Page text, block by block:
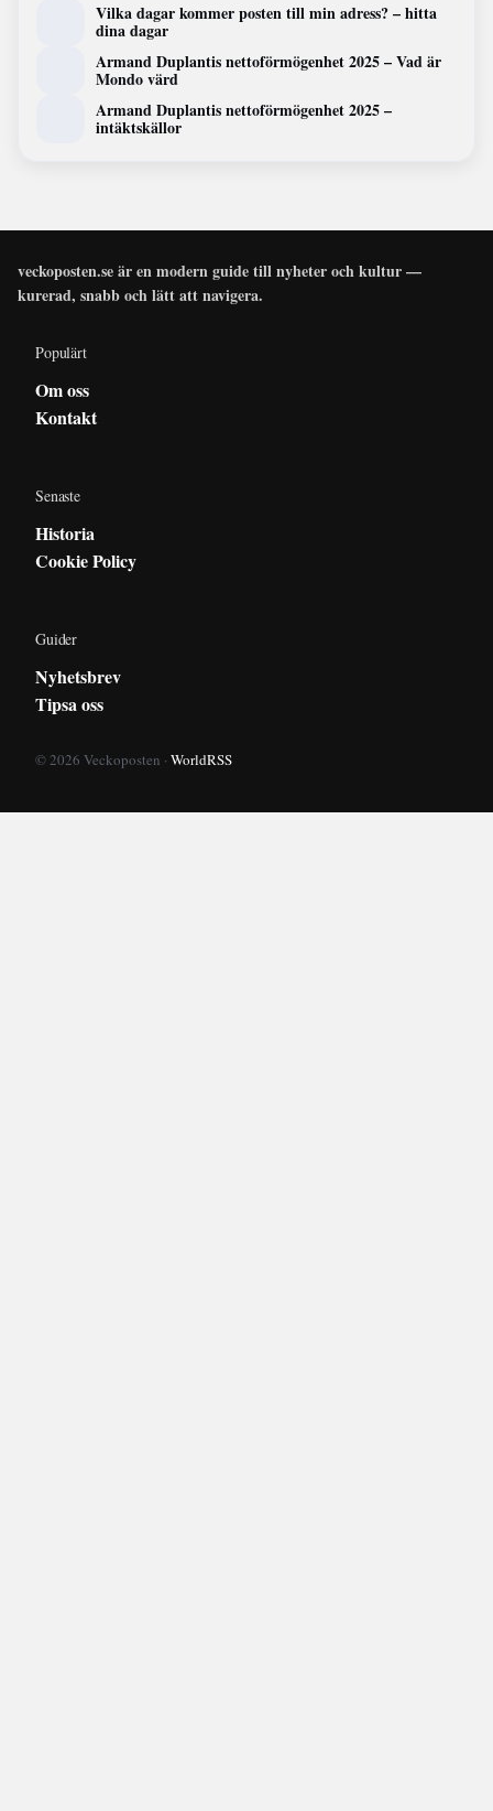
Vilka dagar kommer posten till min adress? – hitta
dina dagar
Armand Duplantis nettoförmögenhet 2025 – Vad är
Mondo värd
Armand Duplantis nettoförmögenhet 2025 –
intäktskällor
veckoposten.se är en modern guide till nyheter och kultur —
kurerad, snabb och lätt att navigera.
Populärt
Om oss
Kontakt
Senaste
Historia
Cookie Policy
Guider
Nyhetsbrev
Tipsa oss
© 2026 Veckoposten · WorldRSS